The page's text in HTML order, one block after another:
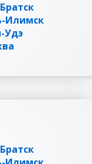
Братск
Илимск
Удэ
Братск